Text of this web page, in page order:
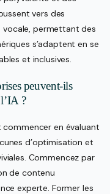
vers des
vocale, permettant des
s’adaptent en se
et inclusives.
peuvent-ils
?
commencer en évaluant
d’optimisation et
Commencez par
de contenu
experte. Former les